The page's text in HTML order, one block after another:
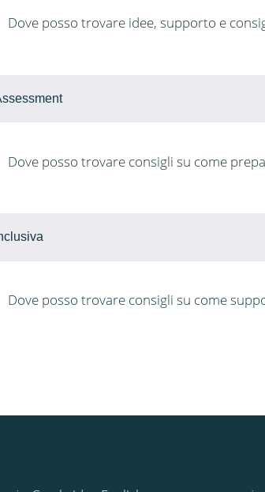
Dove posso trovare idee, supporto e
Dove posso trovare consigli su come
Dove posso trovare consigli su come